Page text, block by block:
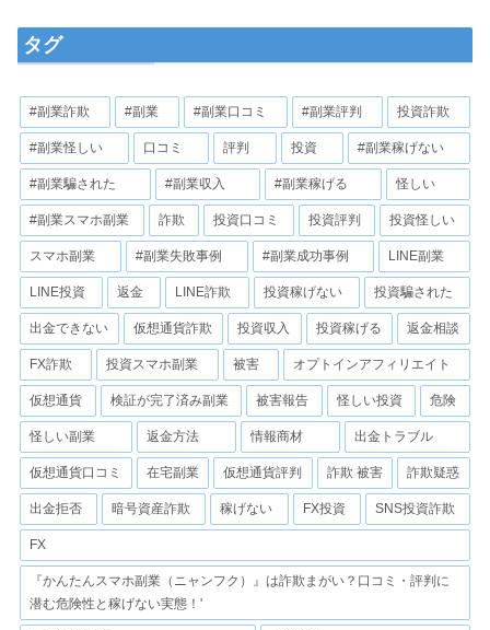
タグ
#副業詐欺 #副業 #副業口コミ #副業評判 投資詐欺
#副業怪しい 口コミ 評判 投資 #副業稼げない
#副業騙された #副業収入 #副業稼げる 怪しい
#副業スマホ副業 詐欺 投資口コミ 投資評判 投資怪しい
スマホ副業 #副業失敗事例 #副業成功事例 LINE副業
LINE投資 返金 LINE詐欺 投資稼げない 投資騙された
出金できない 仮想通貨詐欺 投資収入 投資稼げる 返金相談
FX詐欺 投資スマホ副業 被害 オプトインアフィリエイト
仮想通貨 検証が完了済み副業 被害報告 怪しい投資 危険
怪しい副業 返金方法 情報商材 出金トラブル
仮想通貨口コミ 在宅副業 仮想通貨評判 詐欺 被害 詐欺疑惑
出金拒否 暗号資産詐欺 稼げない FX投資 SNS投資詐欺
FX
『かんたんスマホ副業（ニャンフク）』は詐欺まがい？口コミ・評判に
潜む危険性と稼げない実態！'